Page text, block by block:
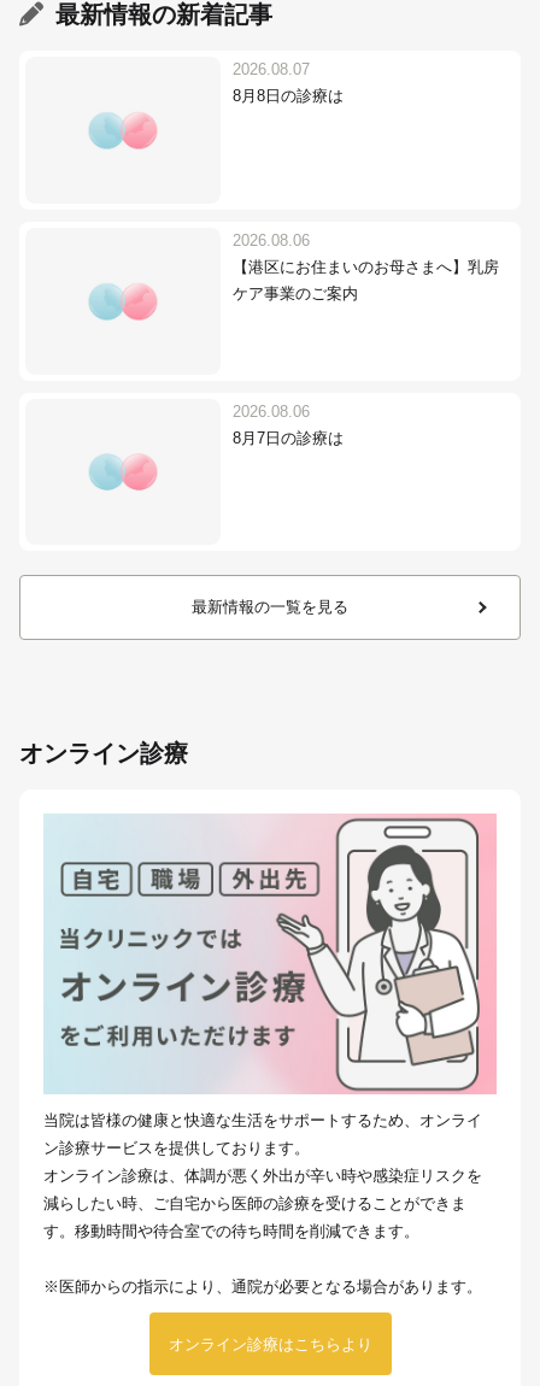
最新情報の新着記事
2026.08.07
8月8日の診療は
2026.08.06
【港区にお住まいのお母さまへ】乳房
ケア事業のご案内
2026.08.06
8月7日の診療は
最新情報の一覧を見る
オンライン診療
当院は皆様の健康と快適な生活をサポートするため、オンライ
ン診療サービスを提供しております。
オンライン診療は、体調が悪く外出が辛い時や感染症リスクを
減らしたい時、ご自宅から医師の診療を受けることができま
す。移動時間や待合室での待ち時間を削減できます。
※医師からの指示により、通院が必要となる場合があります。
オンライン診療はこちらより